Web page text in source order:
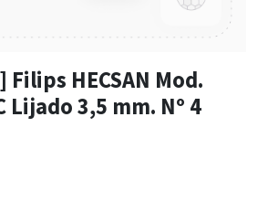
Filips HECSAN Mod.
Lijado 3,5 mm. Nº 4